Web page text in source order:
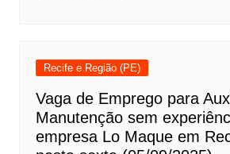
Recife e Região (PE)
Vaga de Emprego para
Manutenção sem
empresa Lo Maque em